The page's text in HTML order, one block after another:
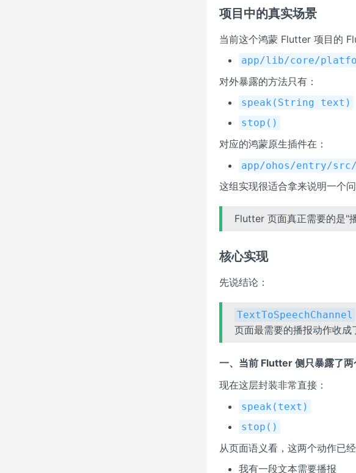
项目中的真实场景
当前这个鸿蒙 Flutter 项目的
app/lib/core/
对外暴露的方法只有：
speak(String text)
stop()
对应的鸿蒙原生插件在：
app/ohos/entry/
这组实现很适合拿来说明一个问
Flutter 页面真正需要的是"
核心实现
先说结论：
TextToSpeechChannel
页面最需要的播报动作收成
一、当前 Flutter 侧只暴露了两
现在这层封装非常直接：
speak(text)
stop()
从页面语义看，这两个动作已
我有一段文本需要播报